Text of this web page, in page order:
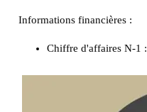
Informations financières :
Chiffre d'affaires N-1 :